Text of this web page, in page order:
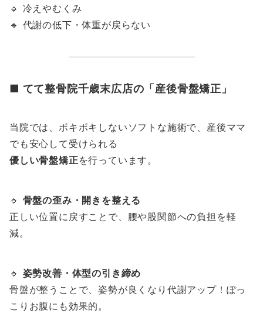
🔹 冷えやむくみ
🔹 代謝の低下・体重が戻らない
■ てて整骨院千歳末広店の「産後骨盤矯正」
当院では、ボキボキしないソフトな施術で、産後ママ
でも安心して受けられる
優しい骨盤矯正を行っています。
🔹 骨盤の歪み・開きを整える
正しい位置に戻すことで、腰や股関節への負担を軽
減。
🔹 姿勢改善・体型の引き締め
骨盤が整うことで、姿勢が良くなり代謝アップ！ぽっ
こりお腹にも効果的。